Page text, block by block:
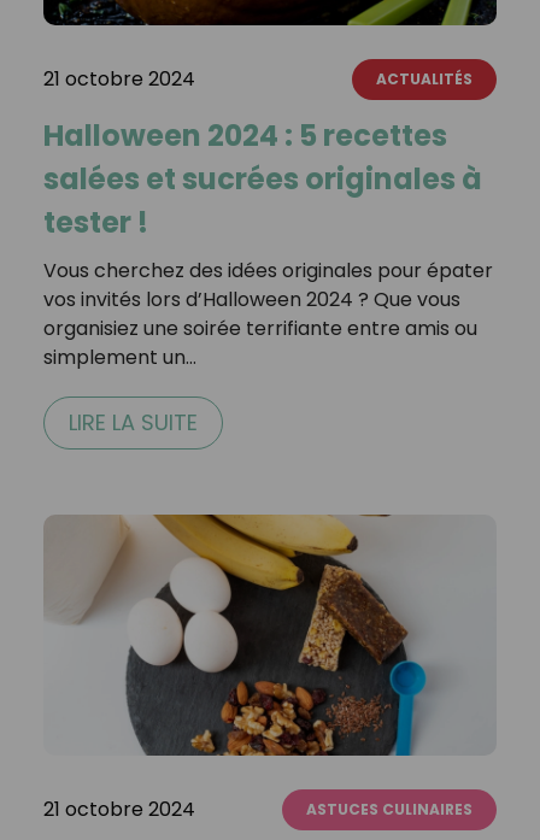
21 octobre 2024 ACTUALITÉS
Halloween 2024 : 5 recettes
salées et sucrées originales à
tester !
Vous cherchez des idées originales pour épater
vos invités lors d’Halloween 2024 ? Que vous
organisiez une soirée terrifiante entre amis ou
simplement un…
LIRE LA SUITE
21 octobre 2024 ASTUCES CULINAIRES